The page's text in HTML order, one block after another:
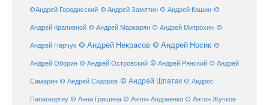
©Андрей Городисский © Андрей Замятин © Андрей Кашин ©
Андрей Крапивной © Андрей Маркарян © Андрей Митрохин ©
Андрей Нарчук © Андрей Некрасов © Андрей Носик ©
Андрей Оборин © Андрей Островский © Андрей Рянский © Андрей
Самарин © Андрей Сидоров © Андрей Шпатак © Андрос
Папагеоргиу © Анна Гришина © Антон Андреенко © Антон Жучков